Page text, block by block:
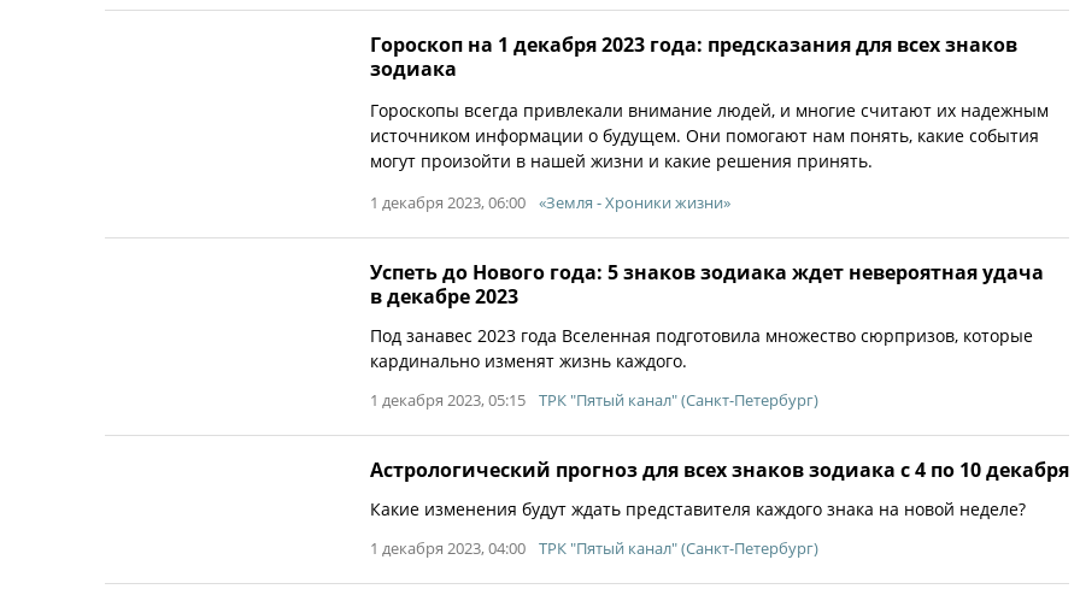
Гороскоп на 1 декабря 2023 года: предсказания для всех знаков
зодиака
Гороскопы всегда привлекали внимание людей, и многие считают их надежным
источником информации о будущем. Они помогают нам понять, какие события
могут произойти в нашей жизни и какие решения принять.
1 декабря 2023, 06:00 «Земля - Хроники жизни»
Успеть до Нового года: 5 знаков зодиака ждет невероятная удача
в декабре 2023
Под занавес 2023 года Вселенная подготовила множество сюрпризов, которые
кардинально изменят жизнь каждого.
1 декабря 2023, 05:15 ТРК "Пятый канал" (Санкт-Петербург)
Астрологический прогноз для всех знаков зодиака с 4 по 10 декабря
Какие изменения будут ждать представителя каждого знака на новой неделе?
1 декабря 2023, 04:00 ТРК "Пятый канал" (Санкт-Петербург)